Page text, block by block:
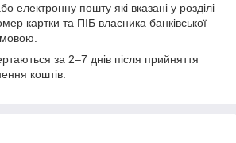
електронну пошту які вказані у розділі
картки та ПІБ власника банківської
за 2–7 днів після прийняття
коштів.